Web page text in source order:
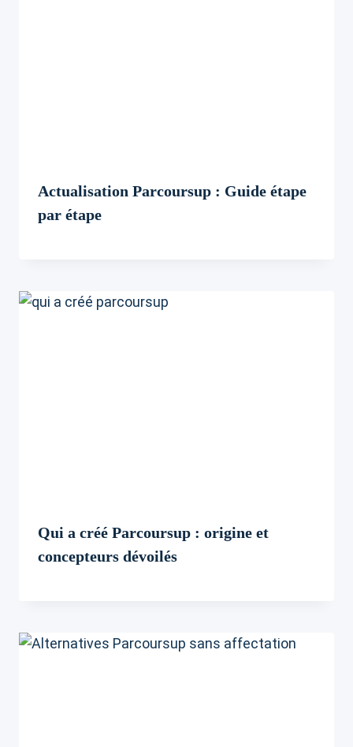
Actualisation Parcoursup : Guide étape
par étape
Qui a créé Parcoursup : origine et
concepteurs dévoilés